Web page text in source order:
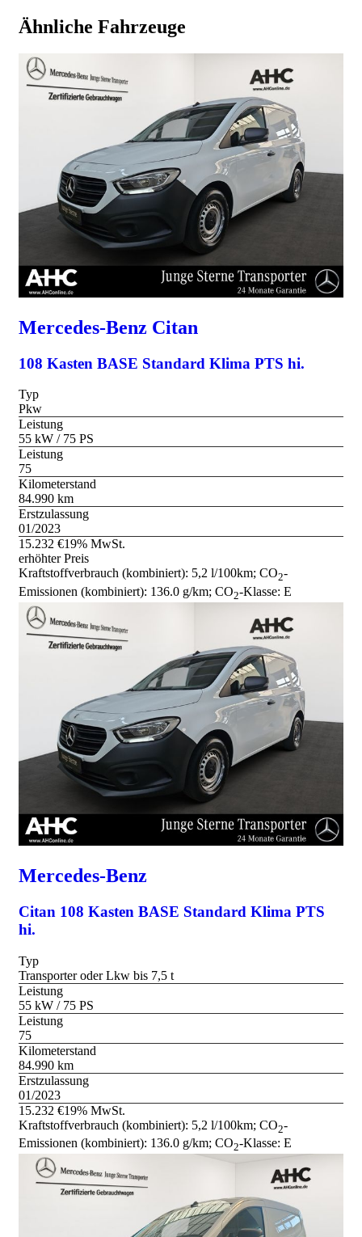
Ähnliche Fahrzeuge
Mercedes-Benz Citan
108 Kasten BASE Standard Klima PTS hi.
Typ
Pkw
Leistung
55 kW / 75 PS
Leistung
75
Kilometerstand
84.990 km
Erstzulassung
01/2023
15.232 €19% MwSt.
erhöhter Preis
Kraftstoffverbrauch (kombiniert): 5,2 l/100km; CO2-
Emissionen (kombiniert): 136.0 g/km; CO2-Klasse: E
Mercedes-Benz
Citan 108 Kasten BASE Standard Klima PTS
hi.
Typ
Transporter oder Lkw bis 7,5 t
Leistung
55 kW / 75 PS
Leistung
75
Kilometerstand
84.990 km
Erstzulassung
01/2023
15.232 €19% MwSt.
Kraftstoffverbrauch (kombiniert): 5,2 l/100km; CO2-
Emissionen (kombiniert): 136.0 g/km; CO2-Klasse: E